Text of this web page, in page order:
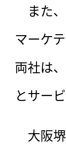
また
マーケ
両社は
とサー
大阪